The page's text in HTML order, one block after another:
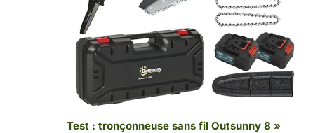
Test : tronçonneuse sans fil Outsunny 8 »